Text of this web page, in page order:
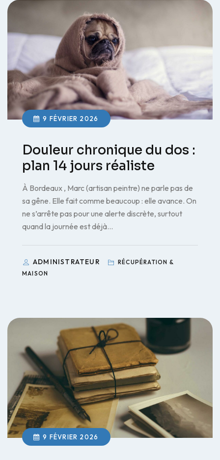
9 FÉVRIER 2026
Douleur chronique du dos :
plan 14 jours réaliste
À Bordeaux , Marc (artisan peintre) ne parle pas de
sa gêne. Elle fait comme beaucoup : elle avance. On
ne s’arrête pas pour une alerte discrète, surtout
quand la journée est déjà…
ADMINISTRATEUR
RÉCUPÉRATION &
MAISON
9 FÉVRIER 2026